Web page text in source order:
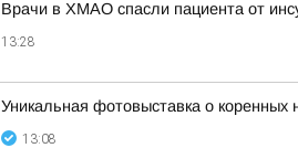
Врачи в ХМАО спасли пациента от
13:28
Уникальная фотовыставка о коренных
13:08